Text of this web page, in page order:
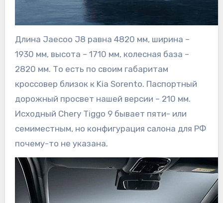
Длина Jaecoo J8 равна 4820 мм, ширина –
1930 мм, высота – 1710 мм, колесная база –
2820 мм. То есть по своим габаритам
кроссовер близок к Kia Sorento. Паспортный
дорожный просвет нашей версии – 210 мм.
Исходный Chery Tiggo 9 бывает пяти- или
семиместным, но конфигурация салона для РФ
почему-то не указана.